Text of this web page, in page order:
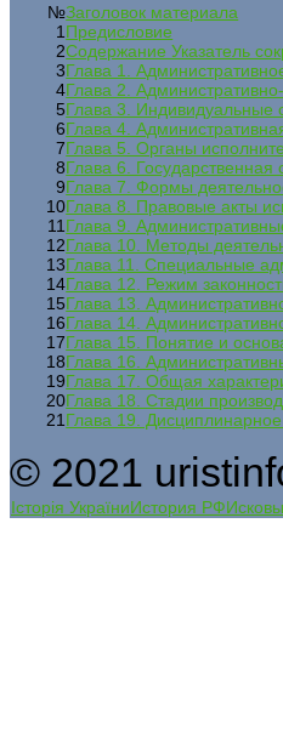
№Заголовок материала
1 Предисловие
2Содержание Указатель
3Глава 1.
4Глава 2.
5Глава 3. Индивидуальные
6Глава 4.
7Глава 5. Органы
8Глава 6. Государственная
9Глава 7. Формы
10Глава 8. Правовые акты
11 Глава 9.
12Глава 10. Методы
13Глава 11. Специальные
14Глава 12. Режим
15Глава 13.
16Глава 14.
17Глава 15. Понятие и
18Глава 16.
19Глава 17. Общая
20Глава 18. Стадии
21 Глава 19.
© 2021
Історія УкраїниИстория РФ